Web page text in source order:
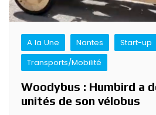
A la Une Nantes
Start-up
Transports/Mobilité
Woodybus : Humbird a
unités de son vélobus